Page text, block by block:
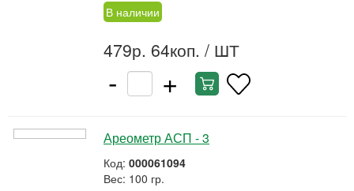
В наличии
479р. 64коп. / ШТ
- +
Ареометр АСП - 3
Код: 000061094
Вес: 100 гр.